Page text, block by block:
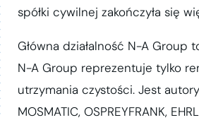
spółki cywilnej zakończyła się
Główna działalność N-A
N-A Group reprezentuje tylko
utrzymania czystości. Jest
MOSMATIC, OSPREYFRANK,